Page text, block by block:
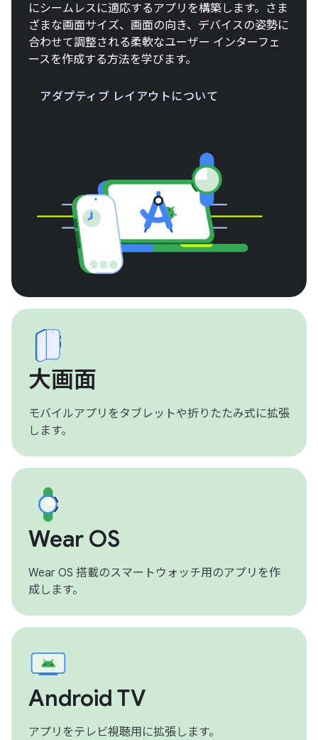
にシームレスに適応するアプリを構築します。さま
ざまな画面サイズ、画面の向き、デバイスの姿勢に
合わせて調整される柔軟なユーザー インターフェ
ースを作成する方法を学びます。
アダプティブ レイアウトについて
大画面
モバイルアプリをタブレットや折りたたみ式に拡張
します。
Wear OS
Wear OS 搭載のスマートウォッチ用のアプリを作
成します。
Android TV
アプリをテレビ視聴用に拡張します。